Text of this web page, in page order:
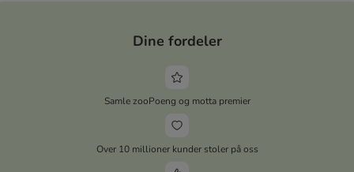
Dine fordeler
Samle zooPoeng og motta premier
Over 10 millioner kunder stoler på oss